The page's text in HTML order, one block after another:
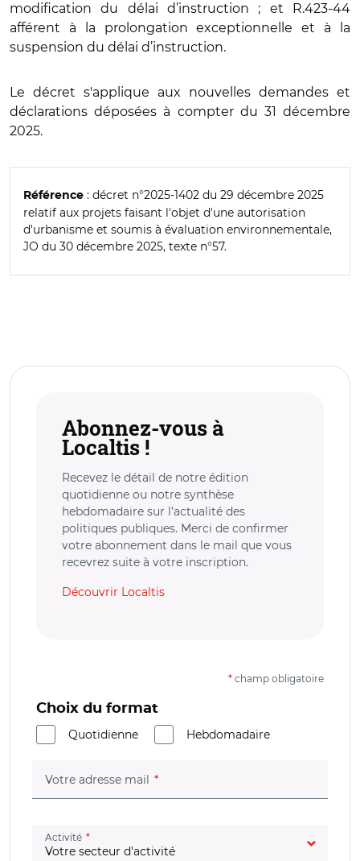
modification du délai d’instruction ; et R.423-44
afférent à la prolongation exceptionnelle et à la
suspension du délai d’instruction.
Le décret s'applique aux nouvelles demandes et
déclarations déposées à compter du 31 décembre
2025.
Référence : décret n°2025-1402 du 29 décembre 2025
relatif aux projets faisant l'objet d'une autorisation
d'urbanisme et soumis à évaluation environnementale,
JO du 30 décembre 2025, texte n°57.
Abonnez-vous à
Localtis !
Recevez le détail de notre édition
quotidienne ou notre synthèse
hebdomadaire sur l’actualité des
politiques publiques. Merci de confirmer
votre abonnement dans le mail que vous
recevrez suite à votre inscription.
Découvrir Localtis
* champ obligatoire
Choix du format
Quotidienne
Hebdomadaire
Votre adresse mail (champ obligatoire)
Activité (champ obligatoire)